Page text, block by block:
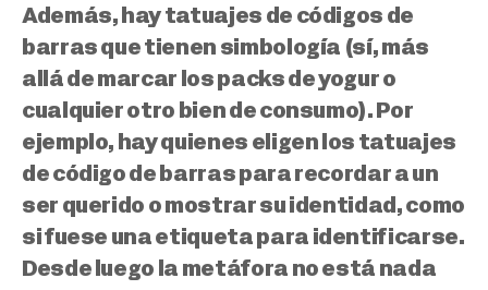
Además, hay tatuajes de códigos de
barras que tienen simbología (sí, más
allá de marcar los packs de yogur o
cualquier otro bien de consumo). Por
ejemplo, hay quienes eligen los tatuajes
de código de barras para recordar a un
ser querido o mostrar su identidad, como
si fuese una etiqueta para identificarse.
Desde luego la metáfora no está nada